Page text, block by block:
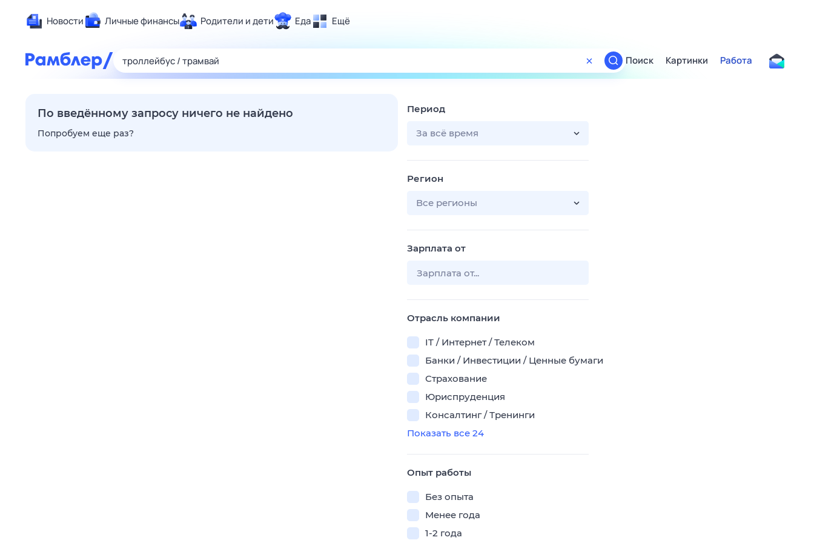
Новости Личные финансы Родители и дети Еда Ещё
Развлечения и отдых
Спорт
Поиск
ТВ-программа
Поиск Картинки Работа
По введённому запросу ничего не найдено
Попробуем еще раз?
Период
За всё время
Регион
Все регионы
Зарплата от
Отрасль компании
IT / Интернет / Телеком
Банки / Инвестиции / Ценные бумаги
Страхование
Юриспруденция
Консалтинг / Тренинги
Показать все 24
Опыт работы
Без опыта
Менее года
1-2 года